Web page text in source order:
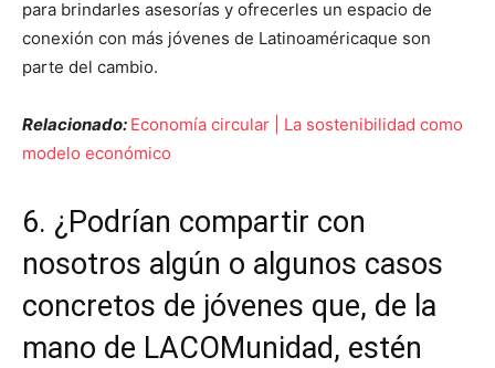
para brindarles asesorías y ofrecerles un espacio de
conexión con más jóvenes de Latinoaméricaque son
parte del cambio.
Relacionado: Economía circular | La sostenibilidad como
modelo económico
6. ¿Podrían compartir con
nosotros algún o algunos casos
concretos de jóvenes que, de la
mano de LACOMunidad, estén